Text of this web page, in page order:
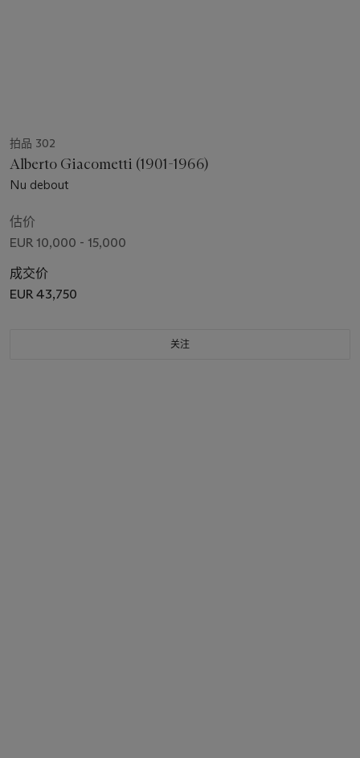
拍品 302
Alberto Giacometti (1901-1966)
Nu debout
估价
EUR 10,000 - 15,000
成交价
EUR 43,750
关注